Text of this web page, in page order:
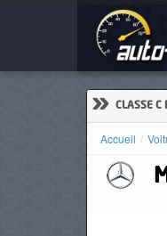
» CLASSE
Accueil
ACTUALITÉS